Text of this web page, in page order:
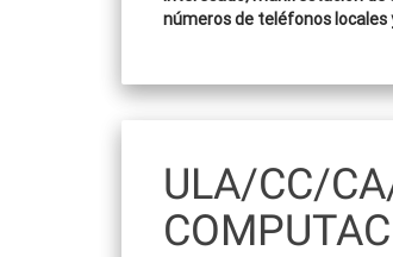
números de teléfonos locales
ULA/CC/